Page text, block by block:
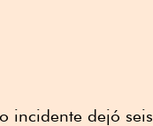
incidente dejó